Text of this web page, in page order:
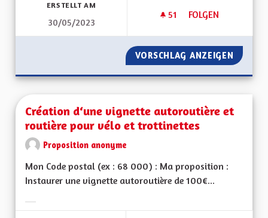
ERSTELLT AM
30/05/2023
51 51 FOLLOWER
FOLGEN
CRÉATION D’UNE
VORSCHLAG ANZEIGEN
Création d‘une vignette autoroutière et
routière pour vélo et trottinettes
Proposition anonyme
Mon Code postal (ex : 68 000) : Ma proposition :
Instaurer une vignette autoroutière de 100€...